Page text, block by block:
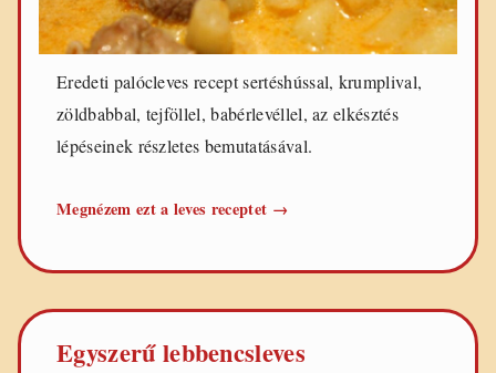
Eredeti palócleves recept sertéshússal, krumplival,
zöldbabbal, tejföllel, babérlevéllel, az elkésztés
lépéseinek részletes bemutatásával.
Megnézem ezt a leves receptet Eredeti
→
Egyszerű lebbencsleves